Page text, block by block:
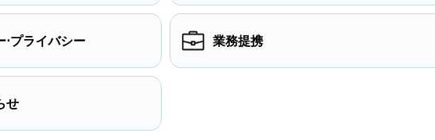
⋅プライバシー 業務提携
せ